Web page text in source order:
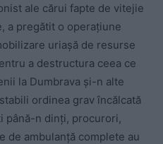
ale cărui fapte de vitejie
a pregătit o operațiune
uriașă de resurse
a destructura ceea ce
la Dumbrava și-n alte
ordinea grav încălcată
până-n dinți, procurori,
de ambulanță complete au